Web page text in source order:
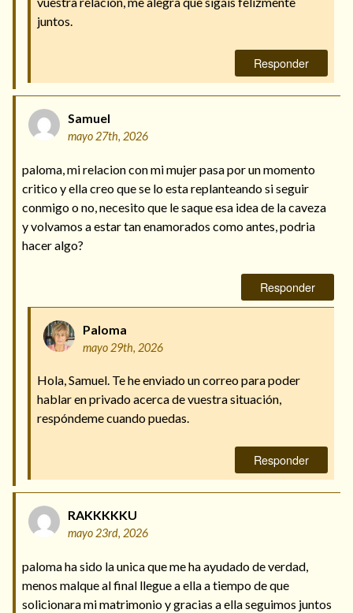
juntos.
Responder
Samuel
mayo 27th, 2026
paloma, mi relacion con mi mujer pasa por un momento
critico y ella creo que se lo esta replanteando si seguir
conmigo o no, necesito que le saque esa idea de la caveza
y volvamos a estar tan enamorados como antes, podria
hacer algo?
Responder
Paloma
mayo 29th, 2026
Hola, Samuel. Te he enviado un correo para poder
hablar en privado acerca de vuestra situación,
respóndeme cuando puedas.
Responder
RAKKKKKU
mayo 23rd, 2026
paloma ha sido la unica que me ha ayudado de verdad,
menos malque al final llegue a ella a tiempo de que
solicionara mi matrimonio y gracias a ella seguimos juntos